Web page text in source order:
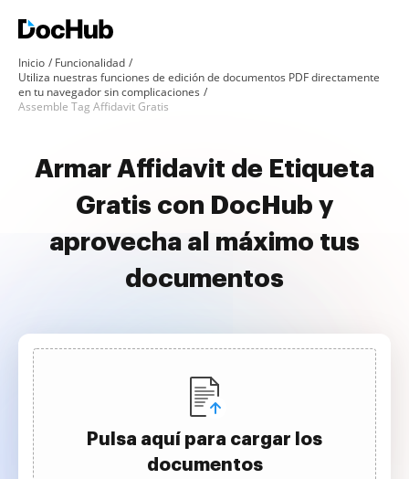
Inicio
Funcionalidad
Utiliza nuestras funciones de edición de documentos PDF directamente
en tu navegador sin complicaciones
Assemble Tag Affidavit Gratis
Armar Affidavit de Etiqueta
Gratis con DocHub y
aprovecha al máximo tus
documentos
Pulsa aquí para cargar los
documentos